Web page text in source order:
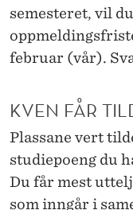
semesteret, vil
februar (vår).
KVEN FÅR
Plassane vert
studiepoeng du
Du får mest
som inngår i